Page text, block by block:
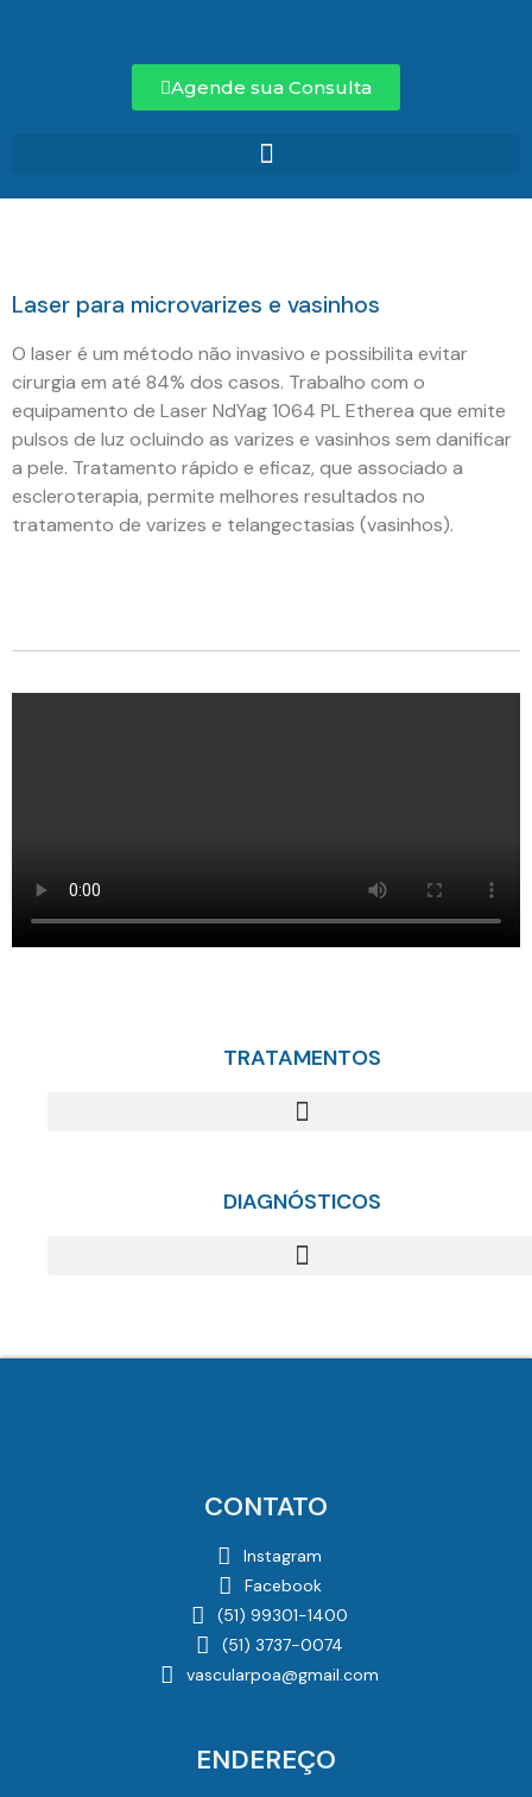
Agende sua Consulta
Laser para microvarizes e vasinhos
O laser é um método não invasivo e possibilita evitar
cirurgia em até 84% dos casos. Trabalho com o
equipamento de Laser NdYag 1064 PL Etherea que emite
pulsos de luz ocluindo as varizes e vasinhos sem danificar
a pele. Tratamento rápido e eficaz, que associado a
escleroterapia, permite melhores resultados no
tratamento de varizes e telangectasias (vasinhos).
TRATAMENTOS
DIAGNÓSTICOS
CONTATO
Instagram
Facebook
(51) 99301-1400
(51) 3737-0074
vascularpoa@gmail.com
ENDEREÇO